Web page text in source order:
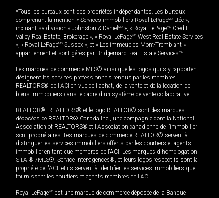
*Tous les bureaux sont des propriétés indépendantes. Les bureaux
comprenant la mention « Services immobiliers Royal LePageMD Ltée »,
incluant sa division « Johnston & Daniel MD », « Royal LePageMD Credit
Valley Real Estate, Brokerage », « Royal LePageMD West Real Estate Services
», « Royal LePageMD Sussex », et « Les immeubles Mont-Tremblant »
appartiennent et sont gérés par Bridgemarq Real Estate ServicesMD.
Les marques de commerce MLS® ainsi que les logos qui s'y rapportent
désignent les services professionnels rendus par les membres
REALTORS® de l'ACI en vue de l'achat, de la vente et de la location de
biens immobiliers dans le cadre d'un système de vente collaborative.
REALTOR®, REALTORS® et le logo REALTOR® sont des marques
déposées de REALTOR® Canada Inc., une compagnie dont la National
Association of REALTORS® et l'Association canadienne de l’immobilier
sont propriétaires. Les marques de commerce REALTOR® servent à
distinguer les services immobiliers offerts par les courtiers et agents
immobilier en tant que membres de l'ACI. Les marques d'homologation
S.I.A.® /MLS®, Service inter-agences®, et leurs logos respectifs sont la
propriété de l'ACI, et ils servent à identifier les services immobiliers que
fournissent les courtiers et agents membres de l'ACI.
Royal LePageMD est une marque de commerce déposée de la Banque